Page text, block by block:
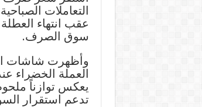
التعاملات
عقب انتهاء
سوق الصرف.
وأظهرت شاشات
يعكس توازناً
تدعم استقرار